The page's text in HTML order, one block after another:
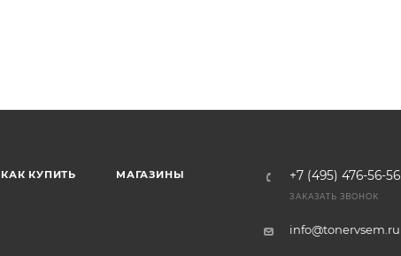
КАК КУПИТЬ МАГАЗИНЫ +7 (495) 476-56-56
ЗАКАЗАТЬ ЗВОНОК
info@tonervsem.ru